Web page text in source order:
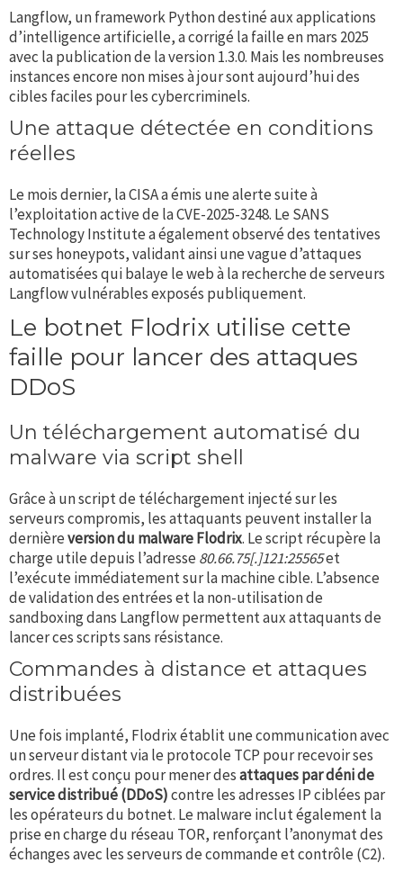
Langflow, un framework Python destiné aux applications
d’intelligence artificielle, a corrigé la faille en mars 2025
avec la publication de la version 1.3.0. Mais les nombreuses
instances encore non mises à jour sont aujourd’hui des
cibles faciles pour les cybercriminels.
Une attaque détectée en conditions
réelles
Le mois dernier, la CISA a émis une alerte suite à
l’exploitation active de la CVE-2025-3248. Le SANS
Technology Institute a également observé des tentatives
sur ses honeypots, validant ainsi une vague d’attaques
automatisées qui balaye le web à la recherche de serveurs
Langflow vulnérables exposés publiquement.
Le botnet Flodrix utilise cette
faille pour lancer des attaques
DDoS
Un téléchargement automatisé du
malware via script shell
Grâce à un script de téléchargement injecté sur les
serveurs compromis, les attaquants peuvent installer la
dernièreversion du malware Flodrix. Le script récupère la
charge utile depuis l’adresse 80.66.75[.]121:25565et
l’exécute immédiatement sur la machine cible. L’absence
de validation des entrées et la non-utilisation de
sandboxing dans Langflow permettent aux attaquants de
lancer ces scripts sans résistance.
Commandes à distance et attaques
distribuées
Une fois implanté, Flodrix établit une communication avec
un serveur distant via le protocole TCP pour recevoir ses
ordres. Il est conçu pour mener desattaques par déni de
service distribué (DDoS)contre les adresses IP ciblées par
les opérateurs du botnet. Le malware inclut également la
prise en charge du réseau TOR, renforçant l’anonymat des
échanges avec les serveurs de commande et contrôle (C2).